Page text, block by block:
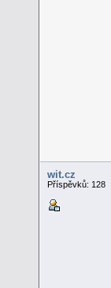
wit.cz
Příspěvků: 128